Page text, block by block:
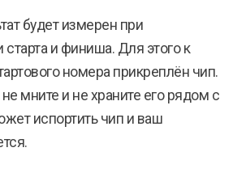
будет измерен при
и финиша. Для этого к
номера прикреплён чип.
мните и не храните его рядом с
испортить чип и ваш